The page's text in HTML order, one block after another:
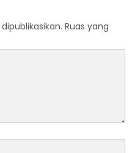
Ruas yang